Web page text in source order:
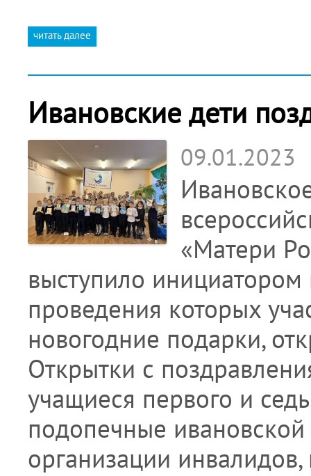
читать далее
Ивановские дети
09.01.2023
«Матери
выступило
проведения которых
новогодние подарки,
Открытки с
учащиеся первого и
подопечные
организации